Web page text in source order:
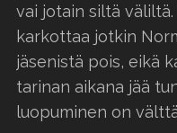
vai jotain siltä
karkottaa jotkin
jäsenistä pois, eikä
tarinan aikana jää
luopuminen on